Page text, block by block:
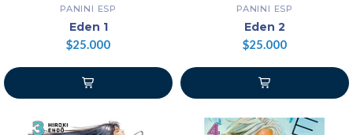
PANINI ESP
Eden 1
$25.000
PANINI ESP
Eden 2
$25.000